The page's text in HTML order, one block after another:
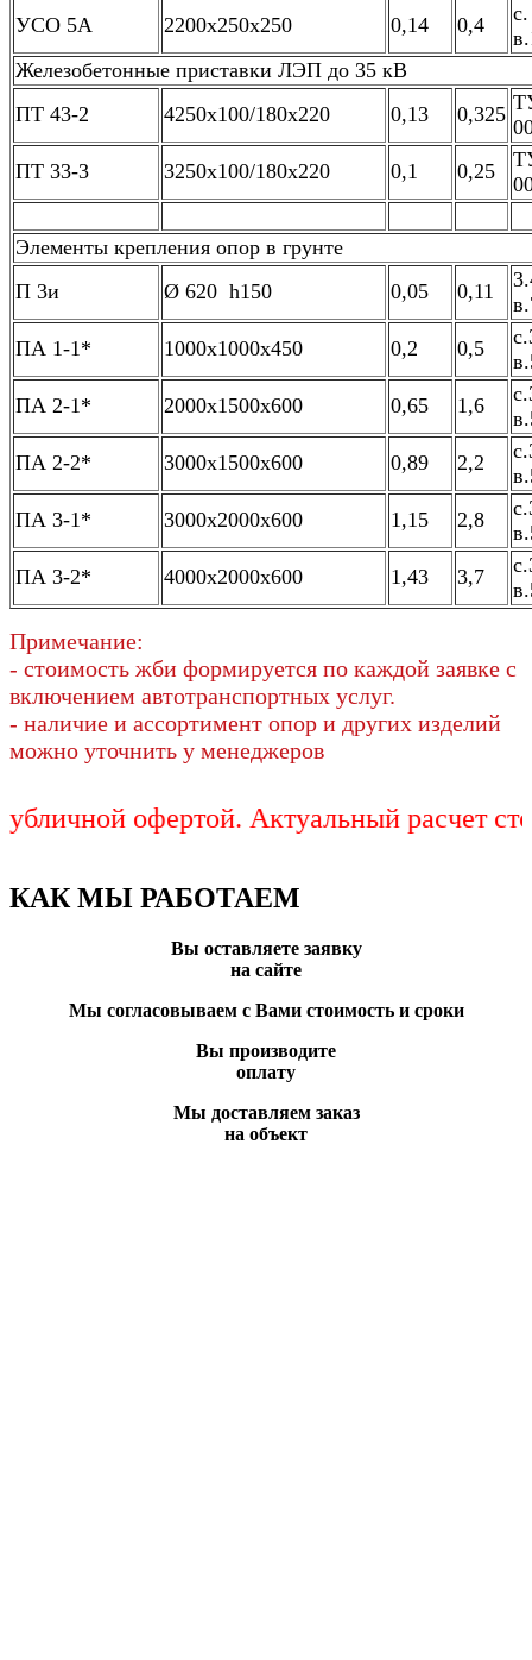
УСО 5А
2200х250х250 0,14 0,4
Железобетонные приставки ЛЭП до 35 кВ
ПТ 43-2
4250х100/180х220 0,13 0,325
ПТ 33-3
3250х100/180х220 0,1 0,25
Элементы крепления опор в грунте
П 3и
Ø 620 h150 0,05 0,11
ПА 1-1*
1000х1000х450 0,2 0,5
ПА 2-1*
2000х1500х600 0,65 1,6
ПА 2-2*
3000х1500х600 0,89 2,2
ПА 3-1*
3000х2000х600 1,15 2,8
ПА 3-2*
4000х2000х600 1,43 3,7
Примечание:
- стоимость жби формируется по каждой заявке с
включением автотранспортных услуг.
- наличие и ассортимент опор и других изделий
можно уточнить у менеджеров
офертой. Актуальный расчет
КАК МЫ РАБОТАЕМ
Вы оставляете заявку
на сайте
Мы согласовываем с Вами стоимость и сроки
Вы производите
оплату
Мы доставляем заказ
на объект